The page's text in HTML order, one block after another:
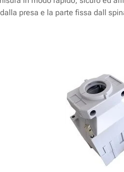
presa e la parte fissa dall